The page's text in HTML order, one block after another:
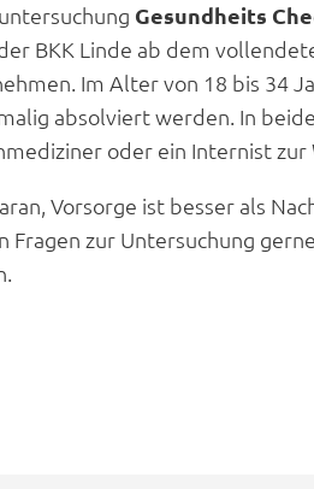
Gesundheits
BKK Linde ab dem
Im Alter von 18 bis 34
absolviert werden. In
oder ein Internist zur
Vorsorge ist besser als
Fragen zur Untersuchung